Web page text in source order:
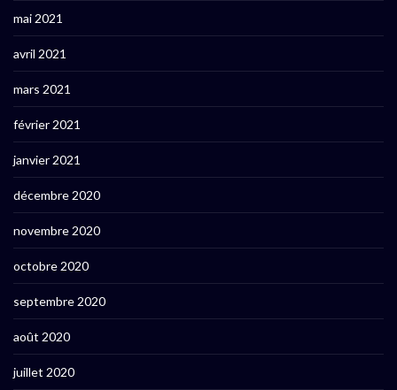
mai 2021
avril 2021
mars 2021
février 2021
janvier 2021
décembre 2020
novembre 2020
octobre 2020
septembre 2020
août 2020
juillet 2020